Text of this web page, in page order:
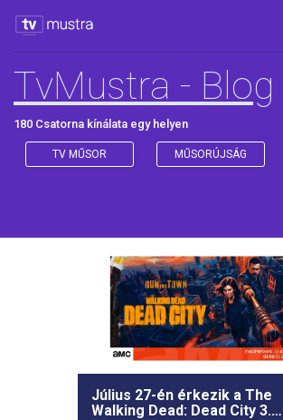
TvMustra - Blog
180 Csatorna kínálata egy helyen
TV MŰSOR MŰSORÚJSÁG
Július 27-én érkezik a The
Walking Dead: Dead City 3.